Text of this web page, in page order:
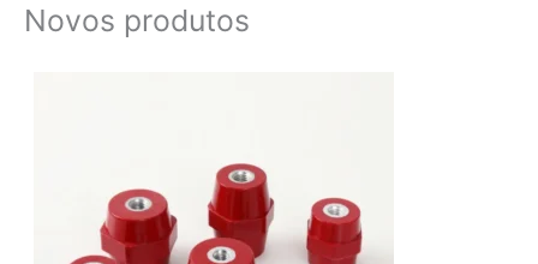
Novos produtos